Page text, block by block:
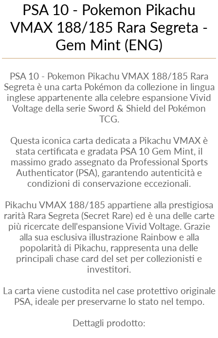
PSA 10 - Pokemon Pikachu
VMAX 188/185 Rara Segreta -
Gem Mint (ENG)
PSA 10 - Pokemon Pikachu VMAX 188/185 Rara
Segreta è una carta Pokémon da collezione in lingua
inglese appartenente alla celebre espansione Vivid
Voltage della serie Sword & Shield del Pokémon
TCG.
Questa iconica carta dedicata a Pikachu VMAX è
stata certificata e gradata PSA 10 Gem Mint, il
massimo grado assegnato da Professional Sports
Authenticator (PSA), garantendo autenticità e
condizioni di conservazione eccezionali.
Pikachu VMAX 188/185 appartiene alla prestigiosa
rarità Rara Segreta (Secret Rare) ed è una delle carte
più ricercate dell'espansione Vivid Voltage. Grazie
alla sua esclusiva illustrazione Rainbow e alla
popolarità di Pikachu, rappresenta una delle
principali chase card del set per collezionisti e
investitori.
La carta viene custodita nel case protettivo originale
PSA, ideale per preservarne lo stato nel tempo.
Dettagli prodotto: